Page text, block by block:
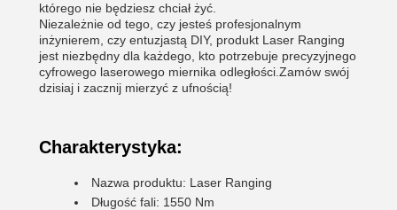
którego nie będziesz chciał żyć.
Niezależnie od tego, czy jesteś profesjonalnym
inżynierem, czy entuzjastą DIY, produkt Laser Ranging
jest niezbędny dla każdego, kto potrzebuje precyzyjnego
cyfrowego laserowego miernika odległości.Zamów swój
dzisiaj i zacznij mierzyć z ufnością!
Charakterystyka:
Nazwa produktu: Laser Ranging
Długość fali: 1550 Nm